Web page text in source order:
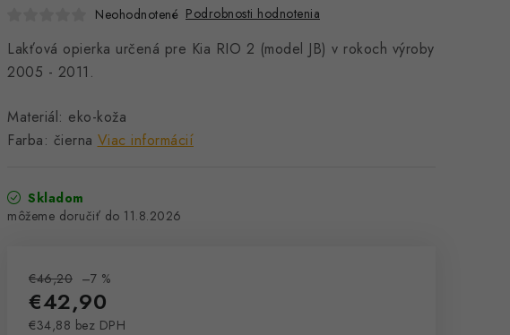
Neohodnotené Podrobnosti hodnotenia
Lakťová opierka určená pre Kia RIO 2 (model JB) v rokoch výroby
2005 - 2011.
Materiál: eko-koža
Farba: čierna Viac informácií
Skladom
11.8.2026
€46,20 –7 %
€42,90
€34,88 bez DPH